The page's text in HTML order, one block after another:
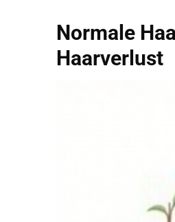
Normale
Haarverlust